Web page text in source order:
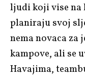
ljudi koji vise na
planiraju svoj
nema novaca za
kampove, ali se
Havajima,